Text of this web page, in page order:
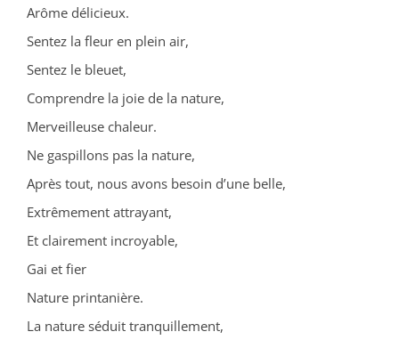
Arôme délicieux.
Sentez la fleur en plein air,
Sentez le bleuet,
Comprendre la joie de la nature,
Merveilleuse chaleur.
Ne gaspillons pas la nature,
Après tout, nous avons besoin d’une belle,
Extrêmement attrayant,
Et clairement incroyable,
Gai et fier
Nature printanière.
La nature séduit tranquillement,